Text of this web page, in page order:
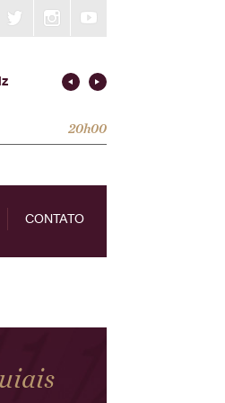
20h00
CONTATO